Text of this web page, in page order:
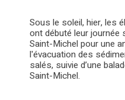
Sous le soleil, hier, les
ont débuté leur journée
Saint-Michel pour une
l'évacuation des
salés, suivie d’une
Saint-Michel.